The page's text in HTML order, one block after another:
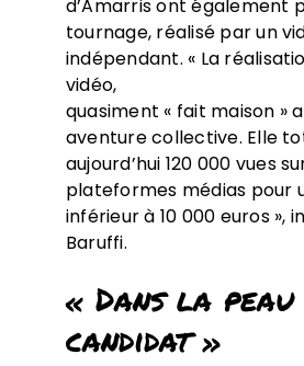
d’Amarris ont également
tournage, réalisé par un
indépendant. « La
vidéo,
quasiment « fait maison »
aventure collective. Elle
aujourd’hui 120 000 vues
plateformes médias pour
inférieur à 10 000 euros »,
Baruffi.
« Dans la peau
candidat »